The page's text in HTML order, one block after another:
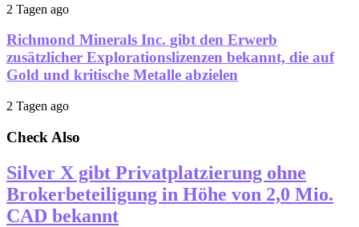
2 Tagen ago
Richmond Minerals Inc. gibt den Erwerb
zusätzlicher Explorationslizenzen bekannt, die auf
Gold und kritische Metalle abzielen
2 Tagen ago
Check Also
Silver X gibt Privatplatzierung ohne
Brokerbeteiligung in Höhe von 2,0 Mio.
CAD bekannt